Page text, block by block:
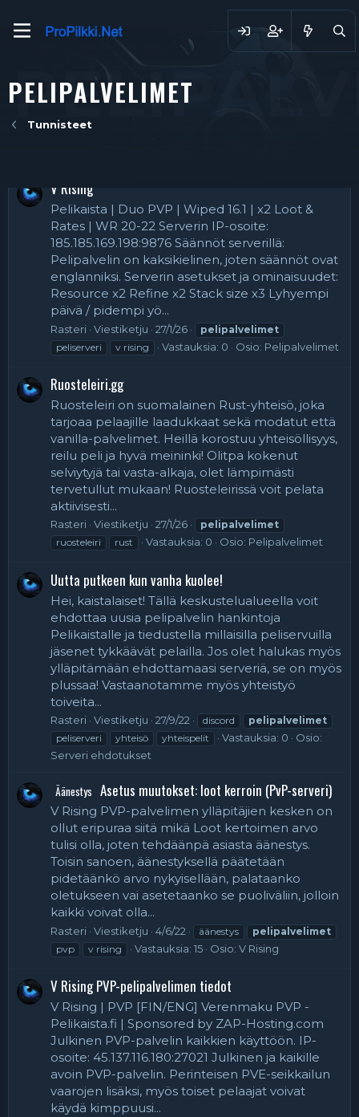
PELIPALVELIMET
Tunnisteet
V Rising
Pelikaista | Duo PVP | Wiped 16.1 | x2 Loot &
Rates | WR 20-22 Serverin IP-osoite:
185.185.169.198:9876 Säännöt serverillä:
Pelipalvelin on kaksikielinen, joten säännöt ovat
englanniksi. Serverin asetukset ja ominaisuudet:
Resource x2 Refine x2 Stack size x3 Lyhyempi
päivä / pidempi yö...
Rasteri Viestiketju 27/1/26
pelipalvelimet
peliserveri
v rising Vastauksia: 0 Osio: Pelipalvelimet
Ruosteleiri.gg
Ruosteleiri on suomalainen Rust-yhteisö, joka
tarjoaa pelaajille laadukkaat sekä modatut että
vanilla-palvelimet. Heillä korostuu yhteisöllisyys,
reilu peli ja hyvä meininki! Olitpa kokenut
selviytyjä tai vasta-alkaja, olet lämpimästi
tervetullut mukaan! Ruosteleirissä voit pelata
aktiivisesti...
Rasteri Viestiketju 27/1/26
pelipalvelimet
ruosteleiri
rust Vastauksia: 0 Osio: Pelipalvelimet
Uutta putkeen kun vanha kuolee!
Hei, kaistalaiset! Tällä keskustelualueella voit
ehdottaa uusia pelipalvelin hankintoja
Pelikaistalle ja tiedustella millaisilla peliservuilla
jäsenet tykkäävät pelailla. Jos olet halukas myös
ylläpitämään ehdottamaasi serveriä, se on myös
plussaa! Vastaanotamme myös yhteistyö
toiveita...
Rasteri Viestiketju 27/9/22 discord
pelipalvelimet
peliserveri
yhteisö yhteispelit Vastauksia: 0
Osio:
Serveri ehdotukset
Äänestys Asetus muutokset: loot kerroin (PvP-serveri)
V Rising PVP-palvelimen ylläpitäjien kesken on
ollut eripuraa siitä mikä Loot kertoimen arvo
tulisi olla, joten tehdäänpä asiasta äänestys.
Toisin sanoen, äänestyksellä päätetään
pidetäänkö arvo nykyisellään, palataanko
oletukseen vai asetetaanko se puoliväliin, jolloin
kaikki voivat olla...
Rasteri Viestiketju 4/6/22 äänestys
pelipalvelimet
pvp
v rising Vastauksia: 15 Osio: V Rising
V Rising PVP-pelipalvelimen tiedot
V Rising | PVP [FIN/ENG] Verenmaku PVP -
Pelikaista.fi | Sponsored by ZAP-Hosting.com
Julkinen PVP-palvelin kaikkien käyttöön. IP-
osoite: 45.137.116.180:27021 Julkinen ja kaikille
avoin PVP-palvelin. Perinteisen PVE-seikkailun
vaarojen lisäksi, myös toiset pelaajat voivat
käydä kimppuusi...